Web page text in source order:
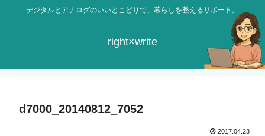
デジタルとアナログのいいとこどりで、暮らしを整えるサポート。
right×write
d7000_20140812_7052
2017.04.23